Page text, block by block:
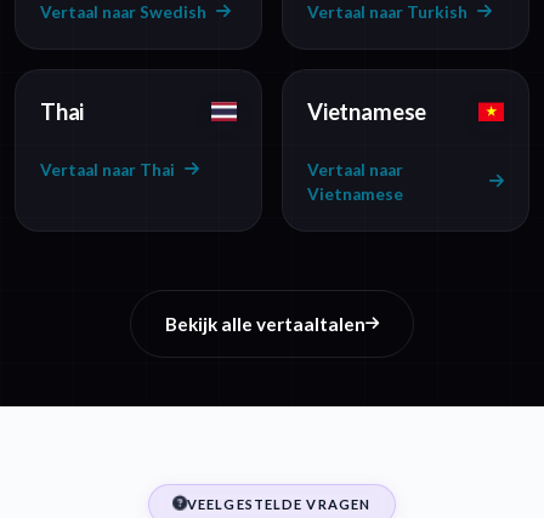
Vertaal naar Swedish Vertaal naar Turkish
Thai
Vertaal naar Thai
Vietnamese
Vertaal naar
Vietnamese
Bekijk alle vertaaltalen
VEELGESTELDE VRAGEN